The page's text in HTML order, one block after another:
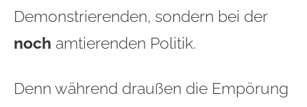
Demonstrierenden, sondern bei der
noch amtierenden Politik.
Denn während draußen die Empörung